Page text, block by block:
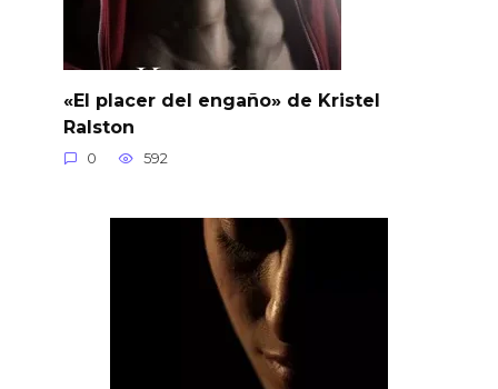
«El placer del engaño» de Kristel
Ralston
0 592